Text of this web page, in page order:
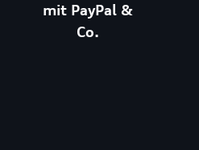
mit PayPal &
Co.